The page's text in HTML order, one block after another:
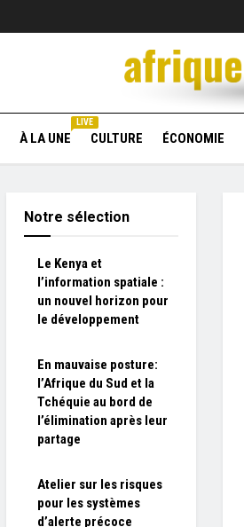
À LA UNE
LIVE
CULTURE ÉCONOMIE
Notre sélection
Le Kenya et
l’information spatiale :
un nouvel horizon pour
le développement
En mauvaise posture:
l’Afrique du Sud et la
Tchéquie au bord de
l’élimination après leur
partage
Atelier sur les risques
pour les systèmes
d’alerte précoce